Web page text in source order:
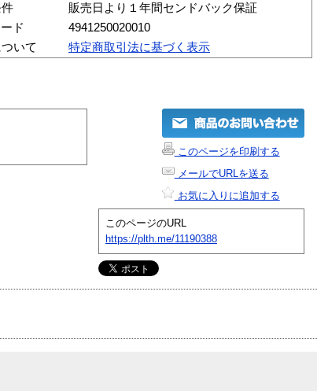
販売日より１年間センドバック保証
ド
4941250020010
いて
特定商取引法に基づく表示
このページを印刷する
メールでURLを送る
お気に入りに追加する
このページのURL
https://plth.me/11190388